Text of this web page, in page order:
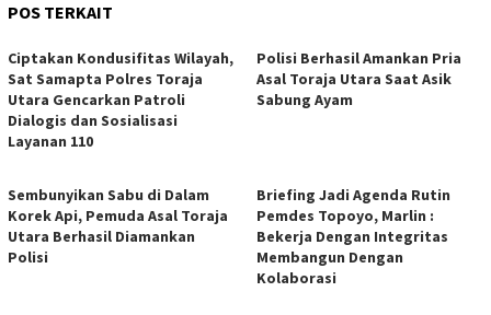
POS TERKAIT
Ciptakan Kondusifitas Wilayah,
Sat Samapta Polres Toraja
Utara Gencarkan Patroli
Dialogis dan Sosialisasi
Layanan 110
Polisi Berhasil Amankan Pria
Asal Toraja Utara Saat Asik
Sabung Ayam
Sembunyikan Sabu di Dalam
Korek Api, Pemuda Asal Toraja
Utara Berhasil Diamankan
Polisi
Briefing Jadi Agenda Rutin
Pemdes Topoyo, Marlin :
Bekerja Dengan Integritas
Membangun Dengan
Kolaborasi